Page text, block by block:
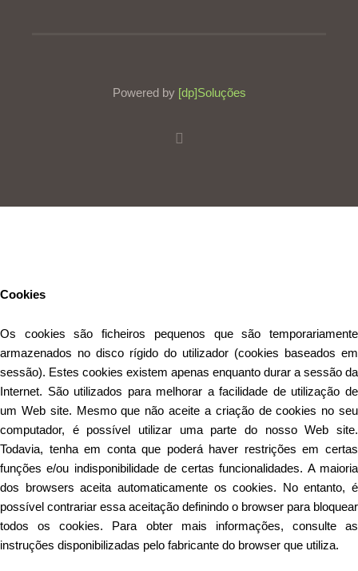
Powered by [dp]Soluções
Cookies
Os cookies são ficheiros pequenos que são temporariamente
armazenados no disco rígido do utilizador (cookies baseados em
sessão). Estes cookies existem apenas enquanto durar a sessão da
Internet. São utilizados para melhorar a facilidade de utilização de
um Web site. Mesmo que não aceite a criação de cookies no seu
computador, é possível utilizar uma parte do nosso Web site.
Todavia, tenha em conta que poderá haver restrições em certas
funções e/ou indisponibilidade de certas funcionalidades. A maioria
dos browsers aceita automaticamente os cookies. No entanto, é
possível contrariar essa aceitação definindo o browser para bloquear
todos os cookies. Para obter mais informações, consulte as
instruções disponibilizadas pelo fabricante do browser que utiliza.